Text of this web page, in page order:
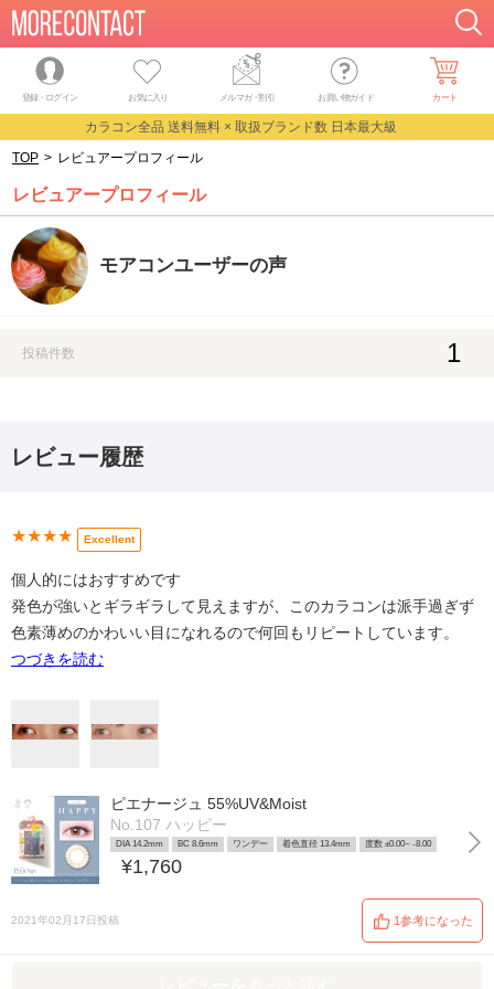
登録・ログイン お気に入り メルマガ・割引 お買い物ガイド カート
カラコン全品 送料無料 × 取扱ブランド数 日本最大級
TOP > レビュアープロフィール
レビュアープロフィール
モアコンユーザーの声
投稿件数 1
レビュー履歴
★★★★ Excellent
個人的にはおすすめです
発色が強いとギラギラして見えますが、このカラコンは派手過ぎず
色素薄めのかわいい目になれるので何回もリピートしています。
つづきを読む
ピエナージュ 55%UV&Moist
No.107 ハッピー
DIA 14.2mm BC 8.6mm ワンデー 着色直径 13.4mm 度数 ±0.00~ -8.00
¥1,760
2021年02月17日投稿 1参考になった